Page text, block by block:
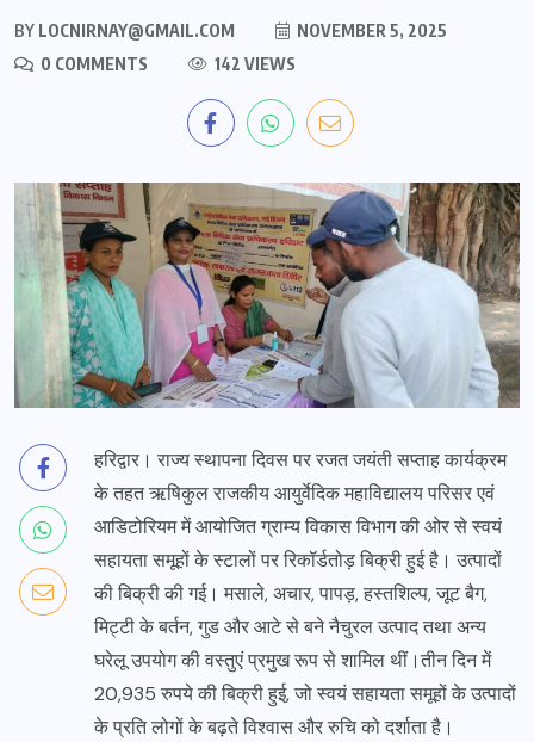
BY LOCNIRNAY@GMAIL.COM
NOVEMBER 5, 2025
0 COMMENTS
142 VIEWS
हरिद्वार। राज्य स्थापना दिवस पर रजत जयंती सप्ताह कार्यक्रम
के तहत ऋषिकुल राजकीय आयुर्वेदिक महाविद्यालय परिसर एवं
आडिटोरियम में आयोजित ग्राम्य विकास विभाग की ओर से स्वयं
सहायता समूहों के स्टालों पर रिकॉर्डतोड़ बिक्री हुई है। उत्पादों
की बिक्री की गई। मसाले, अचार, पापड़, हस्तशिल्प, जूट बैग,
मिट्टी के बर्तन, गुड और आटे से बने नैचुरल उत्पाद तथा अन्य
घरेलू उपयोग की वस्तुएं प्रमुख रूप से शामिल थीं।तीन दिन में
20,935 रुपये की बिक्री हुई, जो स्वयं सहायता समूहों के उत्पादों
के प्रति लोगों के बढ़ते विश्वास और रुचि को दर्शाता है।